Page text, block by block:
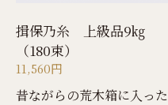
揖保乃糸 上級品9㎏
（180束）
11,560円
昔ながらの荒木箱に入った